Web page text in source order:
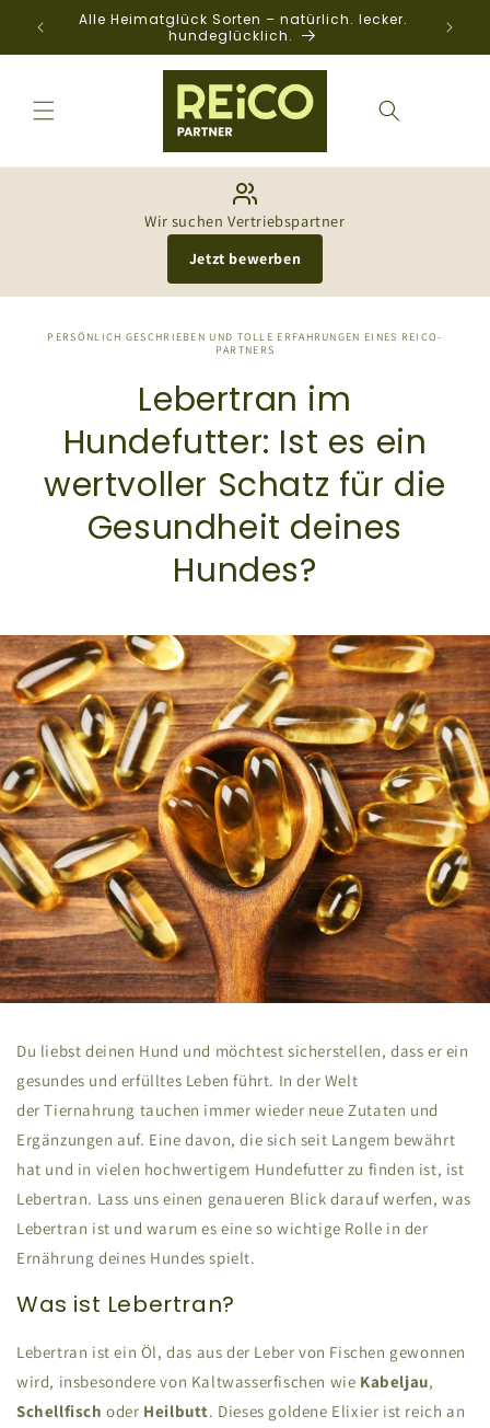
zum
Alle Heimatglück Sorten – natürlich. lecker.
hundeglücklich.
Wir suchen Vertriebspartner
Jetzt bewerben
PERSÖNLICH GESCHRIEBEN UND TOLLE ERFAHRUNGEN EINES REICO-
PARTNERS
Lebertran im
Hundefutter: Ist es ein
wertvoller Schatz für die
Gesundheit deines
Hundes?
Du liebst deinen Hund und möchtest sicherstellen, dass er ein
gesundes und erfülltes Leben führt. In der Welt
der Tiernahrung tauchen immer wieder neue Zutaten und
Ergänzungen auf. Eine davon, die sich seit Langem bewährt
hat und in vielen hochwertigem Hundefutter zu finden ist, ist
Lebertran. Lass uns einen genaueren Blick darauf werfen, was
Lebertran ist und warum es eine so wichtige Rolle in der
Ernährung deines Hundes spielt.
Was ist Lebertran?
Lebertran ist ein Öl, das aus der Leber von Fischen gewonnen
wird, insbesondere von Kaltwasserfischen wie Kabeljau,
Schellfisch oder Heilbutt. Dieses goldene Elixier ist reich an